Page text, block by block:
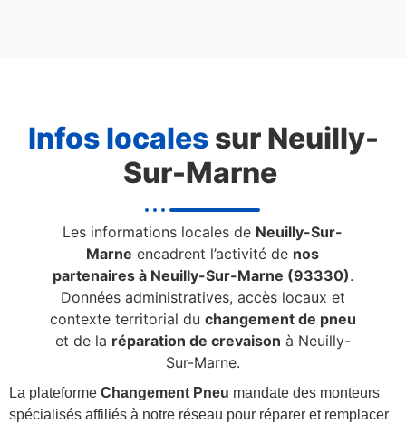
Infos localessur Neuilly-
Sur-Marne
Les informations locales de Neuilly-Sur-
Marne encadrent l’activité de nos
partenaires à Neuilly-Sur-Marne (93330).
Données administratives, accès locaux et
contexte territorial du changement de pneu
et de la réparation de crevaison à Neuilly-
Sur-Marne.
La plateforme Changement Pneu mandate des monteurs
spécialisés affiliés à notre réseau pour réparer et remplacer